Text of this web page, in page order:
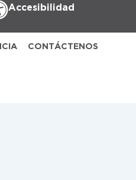
Accesibilidad
CONTÁCTENOS